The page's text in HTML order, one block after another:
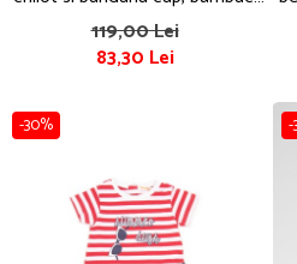
roz
119,00 Lei
83,30 Lei
-30%